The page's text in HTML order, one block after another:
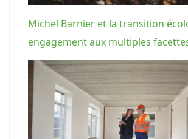
Michel Barnier et la transition
engagement aux multiples